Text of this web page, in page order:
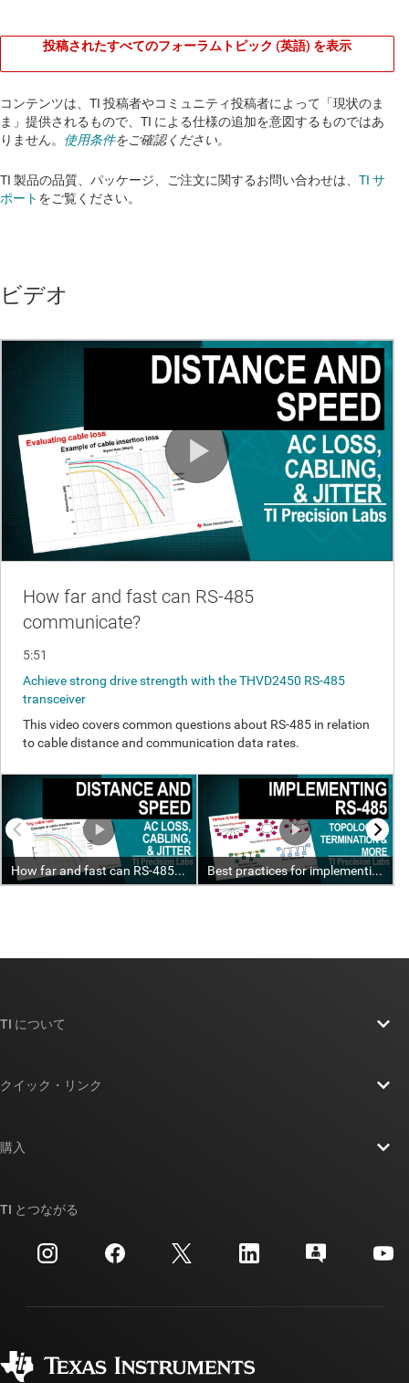
投稿されたすべてのフォーラムトピック (英語) を表示
コンテンツは、TI 投稿者やコミュニティ投稿者によって「現状のま
ま」提供されるもので、TI による仕様の追加を意図するものではあ
りません。 使用条件をご確認ください。
TI 製品の品質、パッケージ、ご注文に関するお問い合わせは、 TI サ
ポート をご覧ください。​​​​​​​​​​​​​​
ビデオ
TI について
投資家向け情報
製造
クイック・リンク
クロスリファレンス検索
カスタマー・サポート・センター
myTI アカウントの FAQ
購入
ご注文に関する FAQ
TI とつながる